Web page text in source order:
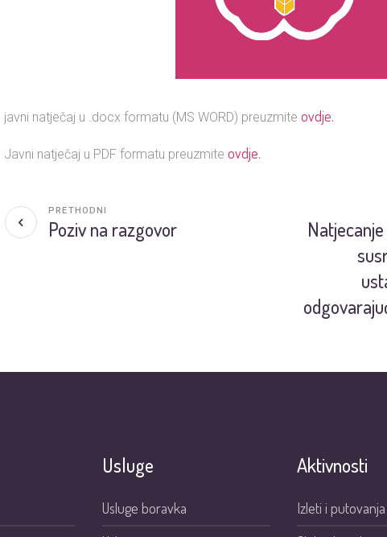
javni natječaj u .docx formatu (MS WORD) preuzmiteovdje.
Javni natječaj u PDF formatu preuzmiteovdje.
Poziv na razgovor
PRETHODNI
Usluge
Usluge boravka
Aktivnosti
Izleti i putovanja